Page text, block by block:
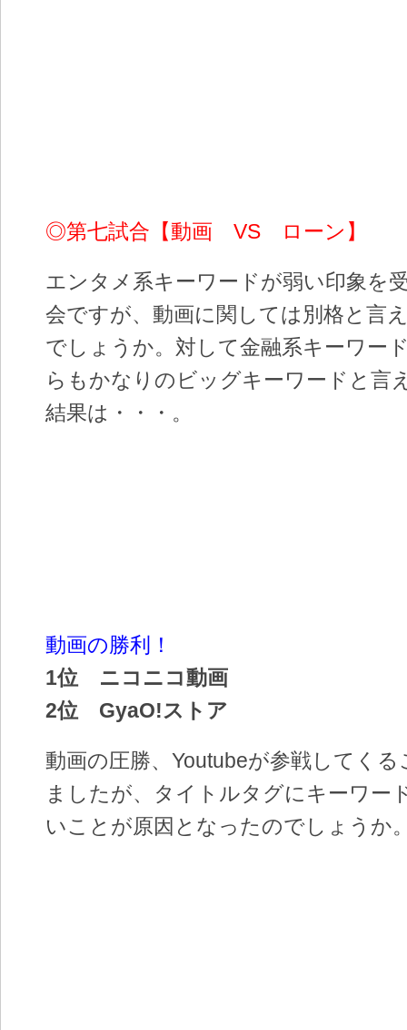
◎第七試合【動画 VS ローン】
エンタメ系キーワードが弱い印象を
会ですが、動画に関しては別格と言
でしょうか。対して金融系キーワー
らもかなりのビッグキーワードと言
結果は・・・。
動画の勝利！
1位 ニコニコ動画
2位 GyaO!ストア
動画の圧勝、Youtubeが参戦してく
ましたが、タイトルタグにキーワー
いことが原因となったのでしょうか